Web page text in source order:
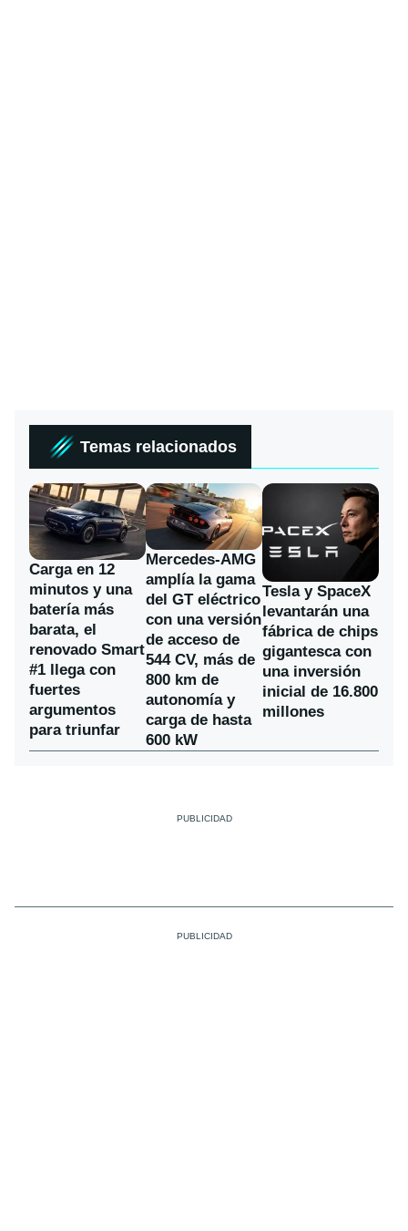
Temas relacionados
Carga en 12
minutos y una
batería más
barata, el
renovado Smart
#1 llega con
fuertes
argumentos
para triunfar
Mercedes-AMG
amplía la gama
del GT eléctrico
con una versión
de acceso de
544 CV, más de
800 km de
autonomía y
carga de hasta
600 kW
Tesla y SpaceX
levantarán una
fábrica de chips
gigantesca con
una inversión
inicial de 16.800
millones